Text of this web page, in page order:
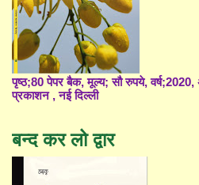
पृष्ठ;80 पेपर बैक, मूल्य; सौ रुपये,
प्रकाशन , नई दिल्ली
बन्द कर लो द्वार